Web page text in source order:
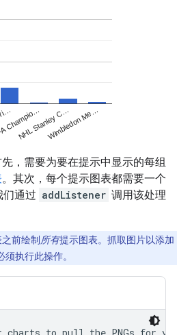
，需要为要在提示中显示的每组
。其次，每个提示图表都需要一个
们通过 addListener 调用该处理
前绘制 所有提示图表。抓取图片以添加
执行此操作。